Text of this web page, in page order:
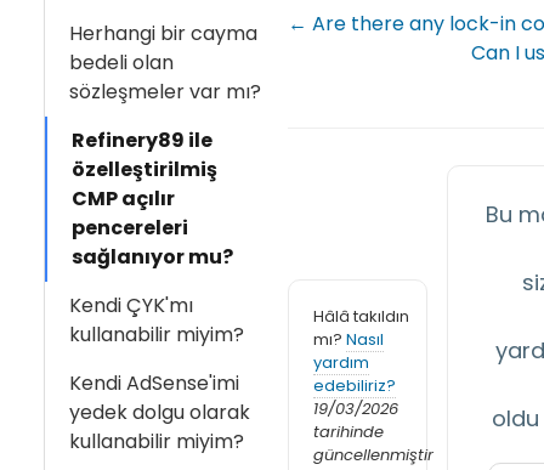
Herhangi bir cayma
bedeli olan
sözleşmeler var mı?
Refinery89 ile
özelleştirilmiş
CMP açılır
pencereleri
sağlanıyor mu?
Kendi ÇYK'mı
kullanabilir miyim?
Kendi AdSense'imi
yedek dolgu olarak
kullanabilir miyim?
← Are there any lock-in
Can I
Hâlâ takıldın
mı? Nasıl
yardım
edebiliriz?
19/03/2026
tarihinde
güncellenmiştir
Bu